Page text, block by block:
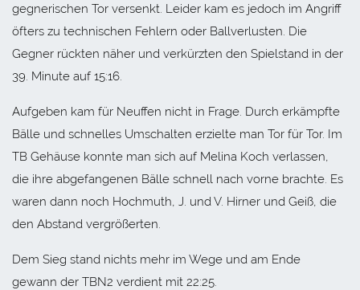
gegnerischen Tor versenkt. Leider kam es jedoch im Angriff
öfters zu technischen Fehlern oder Ballverlusten. Die
Gegner rückten näher und verkürzten den Spielstand in der
39. Minute auf 15:16.
Aufgeben kam für Neuffen nicht in Frage. Durch erkämpfte
Bälle und schnelles Umschalten erzielte man Tor für Tor. Im
TB Gehäuse konnte man sich auf Melina Koch verlassen,
die ihre abgefangenen Bälle schnell nach vorne brachte. Es
waren dann noch Hochmuth, J. und V. Hirner und Geiß, die
den Abstand vergrößerten.
Dem Sieg stand nichts mehr im Wege und am Ende
gewann der TBN2 verdient mit 22:25.